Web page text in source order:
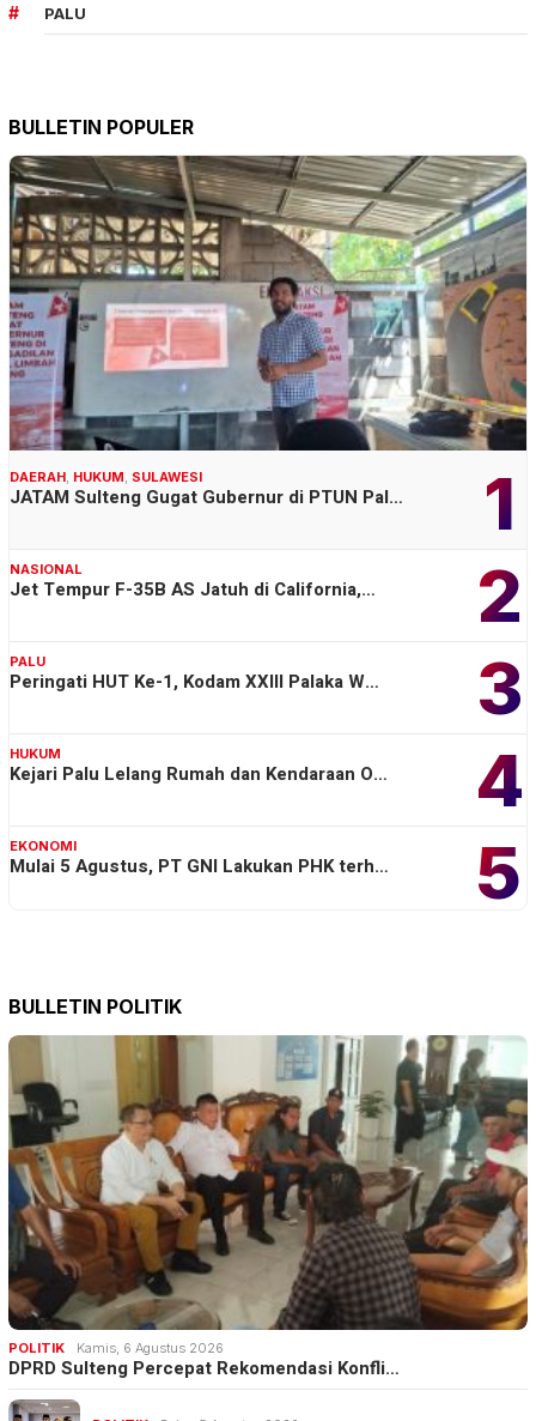
PALU
BULLETIN POPULER
1
DAERAH, HUKUM, SULAWESI
JATAM Sulteng Gugat Gubernur di PTUN Pal…
2
NASIONAL
Jet Tempur F-35B AS Jatuh di California,…
3
PALU
Peringati HUT Ke-1, Kodam XXIII Palaka W…
4
HUKUM
Kejari Palu Lelang Rumah dan Kendaraan O…
5
EKONOMI
Mulai 5 Agustus, PT GNI Lakukan PHK terh…
BULLETIN POLITIK
POLITIK Kamis, 6 Agustus 2026
DPRD Sulteng Percepat Rekomendasi Konfli…